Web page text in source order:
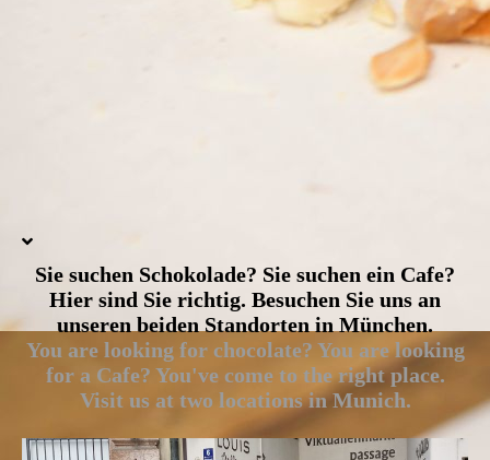
Sie suchen Schokolade? Sie suchen ein Cafe?
Hier sind Sie richtig. Besuchen Sie uns an
unseren beiden Standorten in München.
You are looking for chocolate? You are looking
for a Cafe? You've come to the right place.
Visit us at two locations in Munich.